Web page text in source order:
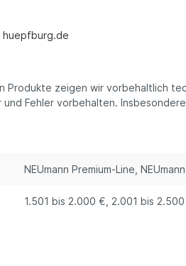
huepfburg.de
Produkte zeigen wir vorbehaltlich
und Fehler vorbehalten.
NEUmann Premium-Line ,
1.501 bis 2.000 € , 2.001 bis